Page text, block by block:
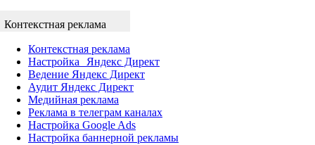
Контекстная реклама
Контекстная реклама
Настройка Яндекс Директ
Ведение Яндекс Директ
Аудит Яндекс Директ
Медийная реклама
Реклама в телеграм каналах
Настройка Google Ads
Настройка баннерной рекламы